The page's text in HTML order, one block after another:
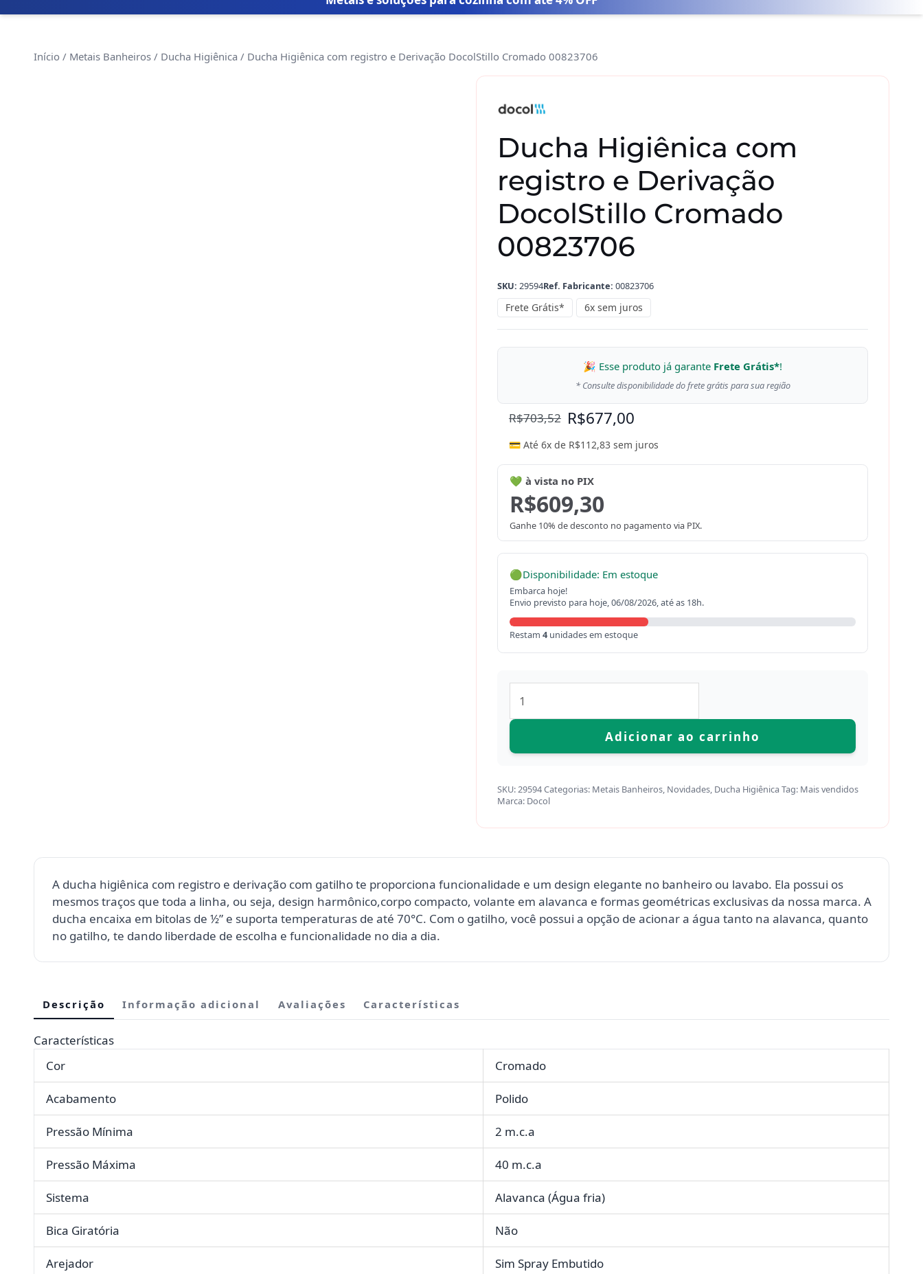
Início / Metais Banheiros / Ducha Higiênica / Ducha Higiênica com registro e Derivação DocolStillo Cromado 00823706
Ducha Higiênica com
registro e Derivação
DocolStillo Cromado
00823706
SKU: 29594Ref. Fabricante: 00823706
Frete Grátis* 6x sem juros
🎉 Esse produto já garante Frete Grátis*!
* Consulte disponibilidade do frete grátis para sua região
R$703,52 R$677,00
💳 Até 6x de R$112,83 sem juros
💚 à vista no PIX
R$609,30
Ganhe 10% de desconto no pagamento via PIX.
🟢Disponibilidade: Em estoque
Embarca hoje!
Envio previsto para hoje, 06/08/2026, até as 18h.
Restam 4 unidades em estoque
Higiênica
com
registro
e
Derivação
DocolStillo
Cromado
00823706
quantidade
Adicionar ao carrinho
SKU:29594Categorias: Metais Banheiros, Novidades, Ducha Higiênica Tag: Mais vendidos
Marca: Docol
A ducha higiênica com registro e derivação com gatilho te proporciona funcionalidade e um design elegante no banheiro ou lavabo. Ela possui os
mesmos traços que toda a linha, ou seja, design harmônico,corpo compacto, volante em alavanca e formas geométricas exclusivas da nossa marca. A
ducha encaixa em bitolas de ½” e suporta temperaturas de até 70°C. Com o gatilho, você possui a opção de acionar a água tanto na alavanca, quanto
no gatilho, te dando liberdade de escolha e funcionalidade no dia a dia.
Descrição Informação adicional Avaliações Características
Características
Cor
Cromado
Acabamento Polido
Pressão Mínima 2 m.c.a
Pressão Máxima 40 m.c.a
Sistema Alavanca (Água fria)
Bica Giratória Não
Arejador Sim Spray Embutido